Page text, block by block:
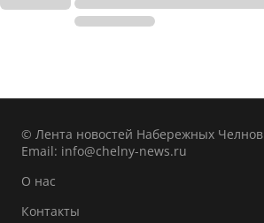
© Лента новостей Набережных Челнов
Email: info@chelny-news.ru
О нас
Контакты